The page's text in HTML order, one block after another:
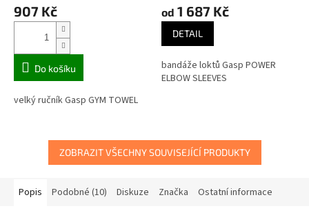
907 Kč
Do košíku
velký ručník Gasp GYM TOWEL
od 1 687 Kč
DETAIL
bandáže loktů Gasp POWER
ELBOW SLEEVES
ZOBRAZIT VŠECHNY SOUVISEJÍCÍ PRODUKTY
Popis Podobné (10) Diskuze Značka Ostatní informace